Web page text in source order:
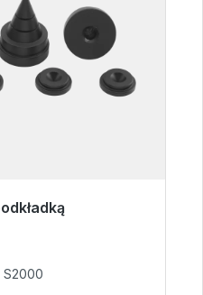
wysyłki, czas
€
S2000